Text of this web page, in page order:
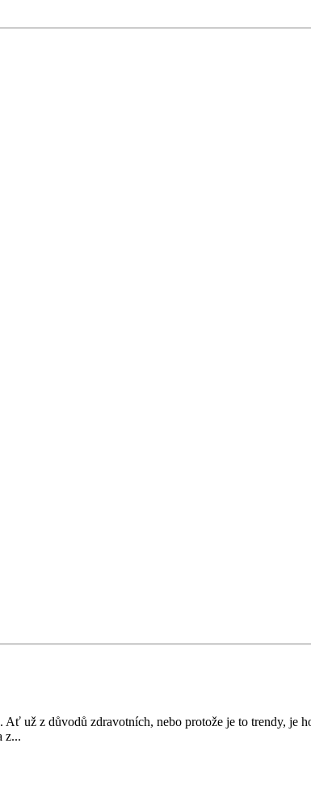
Ať už z důvodů zdravotních, nebo protože je to trendy, je
z...